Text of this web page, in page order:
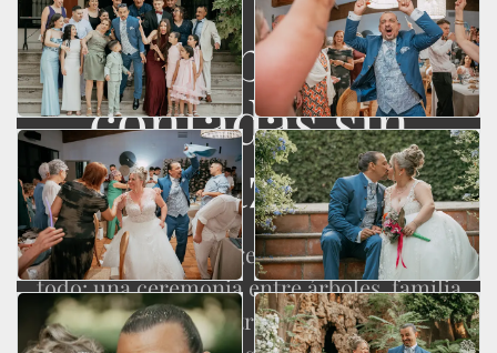
Más bodas
contadas sin
disfrazarlas
La boda de Alba y Jorge en Villa Delia tuvo de
todo: una ceremonia entre árboles, familia
hablando desde dentro, música en directo,